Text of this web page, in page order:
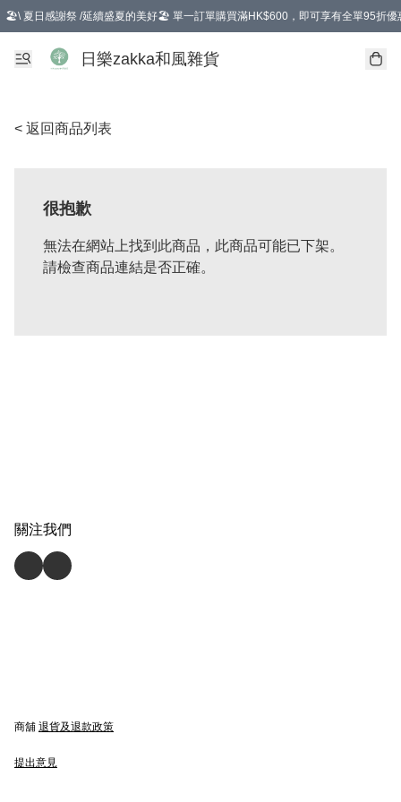
🏖️\ 夏日感謝祭 /延續盛夏的美好🏖️ 單一訂單購買滿HK$600，即可享有全單95折優
選擇GoGoX住宅/工商地址配送，單一訂單消費購物滿HK$680(折扣後），可享有
日樂zakka和風雜貨
< 返回商品列表
很抱歉
無法在網站上找到此商品，此商品可能已下架。
請檢查商品連結是否正確。
關注我們
商舖 退貨及退款政策
提出意見